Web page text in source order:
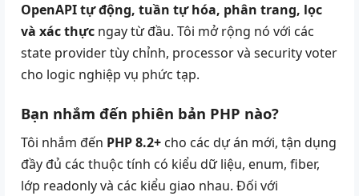
OpenAPI tự động, tuần tự hóa, phân trang, lọc
và xác thực ngay từ đầu. Tôi mở rộng nó với các
state provider tùy chỉnh, processor và security voter
cho logic nghiệp vụ phức tạp.
Bạn nhắm đến phiên bản PHP nào?
Tôi nhắm đến PHP 8.2+ cho các dự án mới, tận dụng
đầy đủ các thuộc tính có kiểu dữ liệu, enum, fiber,
lớp readonly và các kiểu giao nhau. Đối với